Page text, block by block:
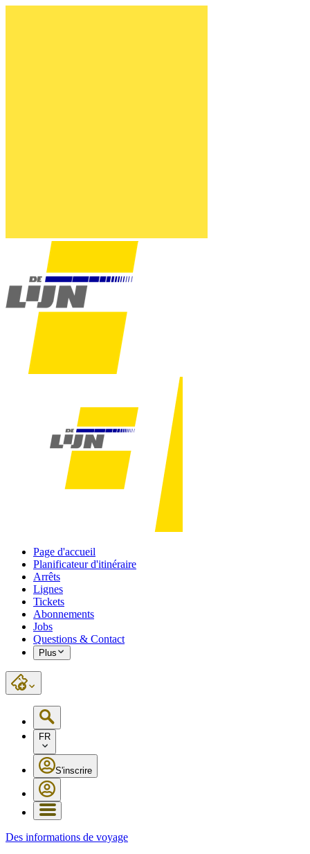
Page d'accueil
Planificateur d'itinéraire
Arrêts
Lignes
Tickets
Abonnements
Jobs
Questions & Contact
Plus
FR
S'inscrire
Des informations de voyage